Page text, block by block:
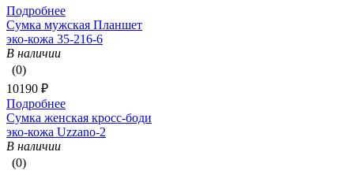
Подробнее
Сумка мужская Планшет
эко-кожа 35-216-6
В наличии
(0)
10190 ₽
Подробнее
Сумка женская кросс-боди
эко-кожа Uzzano-2
В наличии
(0)